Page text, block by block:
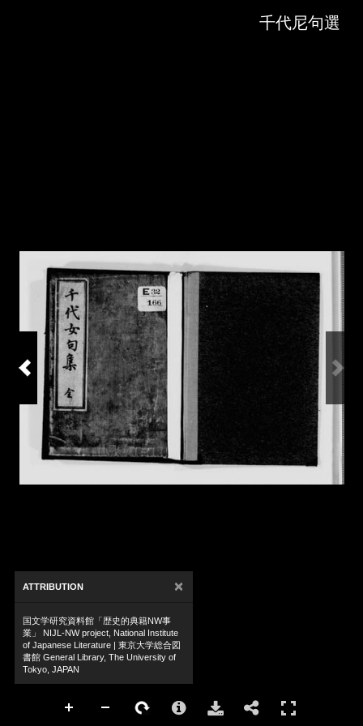
千代尼句選
ATTRIBUTION ×
国文学研究資料館「歴史的典籍NW事
業」 NIJL-NW project, National Institute
of Japanese Literature | 東京大学総合図
書館 General Library, The University of
Tokyo, JAPAN